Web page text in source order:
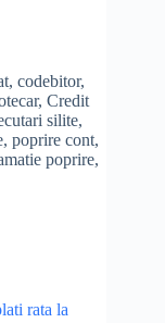
, codebitor,
, Credit
silite,
, poprire cont,
poprire,
rata la